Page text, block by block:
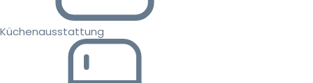
Küchenausstattung